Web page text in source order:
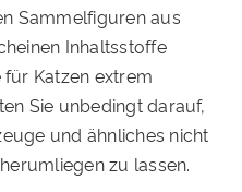
Sammelfiguren aus
Inhaltsstoffe
Katzen extrem
Sie unbedingt darauf,
und ähnliches nicht
zu lassen.